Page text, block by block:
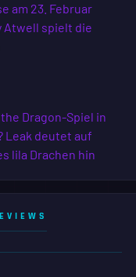
am 23. Februar
Atwell spielt die
Dragon-Spiel in
Leak deutet auf
lila Drachen hin